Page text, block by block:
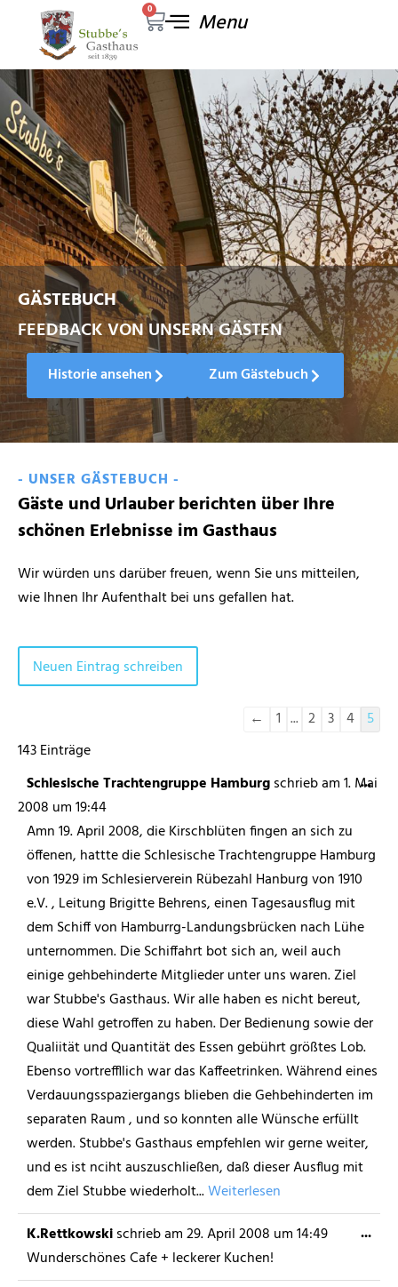
0
GÄSTEBUCH
FEEDBACK VON UNSERN GÄSTEN
Historie ansehen Zum Gästebuch
- UNSER GÄSTEBUCH -
Gäste und Urlauber berichten über Ihre
schönen Erlebnisse im Gasthaus
Wir würden uns darüber freuen, wenn Sie uns mitteilen,
wie Ihnen Ihr Aufenthalt bei uns gefallen hat.
← 1 ... 2 3 4 5
143 Einträge
Schlesische Trachtengruppe Hamburgschrieb am1. Mai
2008 um19:44
Amn 19. April 2008, die Kirschblüten fingen an sich zu
öffenen, hattte die Schlesische Trachtengruppe Hamburg
von 1929 im Schlesierverein Rübezahl Hanburg von 1910
e.V. , Leitung Brigitte Behrens, einen Tagesausflug mit
dem Schiff von Hamburrg-Landungsbrücken nach Lühe
unternommen. Die Schiffahrt bot sich an, weil auch
einige gehbehinderte Mitglieder unter uns waren. Ziel
war Stubbe's Gasthaus. Wir alle haben es nicht bereut,
diese Wahl getroffen zu haben. Der Bedienung sowie der
Qualiität und Quantität des Essen gebührt größtes Lob.
Ebenso vortreffllich war das Kaffeetrinken. Während eines
Verdauungsspaziergangs blieben die Gehbehinderten im
separaten Raum , und so konnten alle Wünsche erfüllt
werden. Stubbe's Gasthaus empfehlen wir gerne weiter,
und es ist nciht auszuschließen, daß dieser Ausflug mit
dem Ziel Stubbe wiederholt...Weiterlesen
...
K.Rettkowskischrieb am29. April 2008 um14:49
Wunderschönes Cafe + leckerer Kuchen!
...